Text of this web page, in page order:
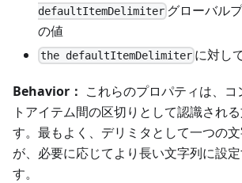
defaultItemDelimiter グローバル
の値
the defaultItemDelimiter に対し
Behavior： これらのプロパティは、
トアイテム間の区切りとして認識され
す。最もよく、デリミタとして一つの
が、必要に応じてより長い文字列に設
す。